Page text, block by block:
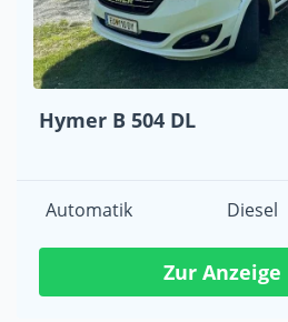
Hymer B 504 DL
Automatik Diesel
Zur Anzeige